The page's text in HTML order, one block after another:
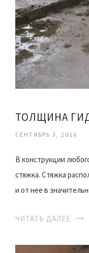
СЕНТЯБРЬ 3, 2016
В конструкции
стяжка. Стяжка
и от нее в
ЧИТАТЬ ДАЛЕЕ